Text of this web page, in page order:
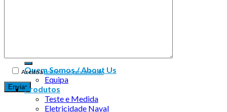
Aceito apolítica de privacidade
Quem Somos / About Us
Equipa
Produtos
Teste e Medida
Eletricidade Naval